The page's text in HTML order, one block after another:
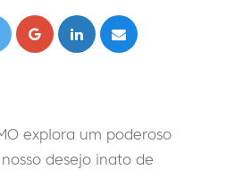
explora um poderoso
desejo inato de